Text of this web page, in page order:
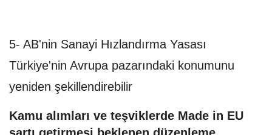
5- AB'nin Sanayi Hızlandırma Yasası
Türkiye'nin Avrupa pazarındaki konumunu
yeniden şekillendirebilir
Kamu alımları ve teşviklerde Made in EU